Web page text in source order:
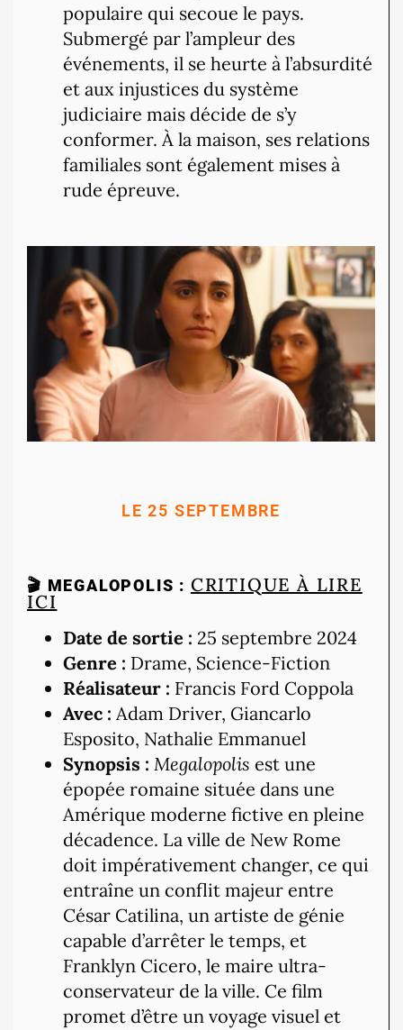
populaire qui secoue le pays.
Submergé par l’ampleur des
événements, il se heurte à l’absurdité
et aux injustices du système
judiciaire mais décide de s’y
conformer. À la maison, ses relations
familiales sont également mises à
rude épreuve.
LE 25 SEPTEMBRE
🎬 MEGALOPOLIS : CRITIQUE À LIRE
ICI
Date de sortie : 25 septembre 2024
Genre : Drame, Science-Fiction
Réalisateur : Francis Ford Coppola
Avec : Adam Driver, Giancarlo
Esposito, Nathalie Emmanuel
Synopsis : Megalopolis est une
épopée romaine située dans une
Amérique moderne fictive en pleine
décadence. La ville de New Rome
doit impérativement changer, ce qui
entraîne un conflit majeur entre
César Catilina, un artiste de génie
capable d’arrêter le temps, et
Franklyn Cicero, le maire ultra-
conservateur de la ville. Ce film
promet d’être un voyage visuel et